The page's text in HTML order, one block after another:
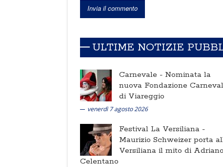
ULTIME NOTIZIE
Carnevale - Nominata la
nuova Fondazione
di Viareggio
venerdì 7 agosto 2026
Festival La Versiliana -
Maurizio Schweizer porta
Versiliana il mito di Adriano
Celentano